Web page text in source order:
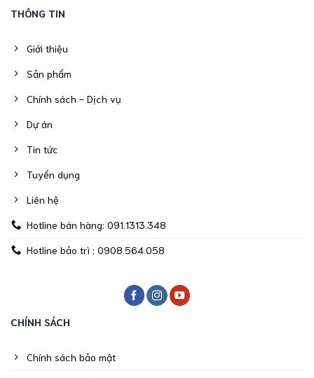
THÔNG TIN
Giới thiệu
Sản phẩm
Chính sách - Dịch vụ
Dự án
Tin tức
Tuyển dụng
Liên hệ
Hotline bán hàng: 091.1313.348
Hotline bảo trì : 0908.564.058
CHÍNH SÁCH
Chính sách bảo mật